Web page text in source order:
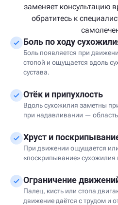
заменяет консультацию
обратитесь к
Боль по ходу
Боль появляется при
стопой и ощущается вдоль
сустава.
Отёк и припухлость
Вдоль сухожилия заметны
при надавливании —
Хруст и
При движении ощущается
«поскрипывание» сухожилия
Ограничение
Палец, кисть или стопа
движение даётся с трудом и